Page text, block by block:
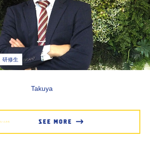
研修生
Takuya
もっとみる